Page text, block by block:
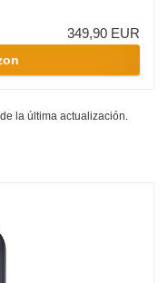
349,90 EUR
la última actualización.